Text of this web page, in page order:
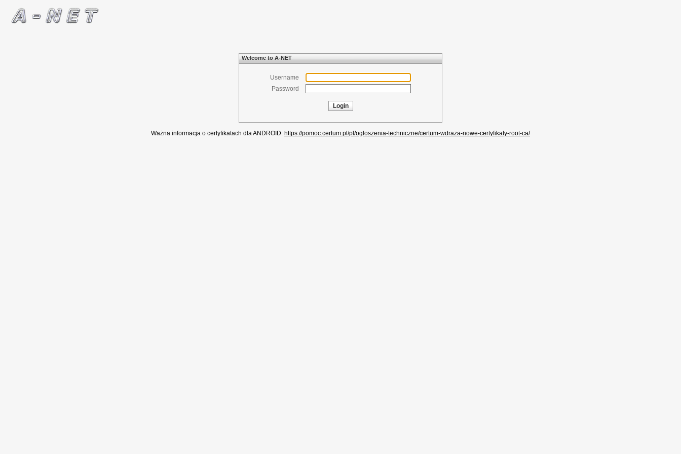
Welcome to A-NET
Username
Password
Ważna informacja o certyfikatach dla ANDROID: https://pomoc.certum.pl/pl/ogloszenia-techniczne/certum-wdraza-nowe-certyfikaty-root-ca/